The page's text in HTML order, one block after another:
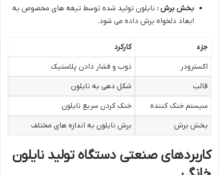
بخش برش : نایلون تولید شده توسط تیغه های مخصوص به
ابعاد دلخواه برش داده می شود.
جزء
کارکرد
اکسترودر
ذوب و فشار دادن پلاستیک
قالب
شکل دهی به نایلون
سیستم خنک کننده
خنک کردن سریع نایلون
بخش برش
برش نایلون به اندازه های مختلف
کاربردهای صنعتی دستگاه تولید نایلون